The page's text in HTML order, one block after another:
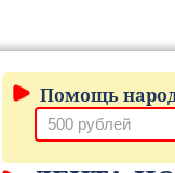
Помощь